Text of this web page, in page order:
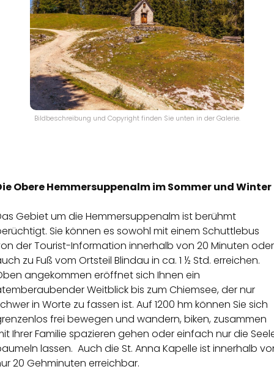
Bildbeschreibung und Copyright finden Sie unten in der Galerie.
Obere Hemmersuppenalm im Sommer und Winter
Gebiet um die Hemmersuppenalm ist berühmt
Sie können es sowohl mit einem Schuttlebus
der Tourist-Information innerhalb von 20 Minuten oder
zu Fuß vom Ortsteil Blindau in ca. 1 ½ Std. erreichen.
angekommen eröffnet sich Ihnen ein
Weitblick bis zum Chiemsee, der nur
in Worte zu fassen ist. Auf 1200 hm können Sie sich
frei bewegen und wandern, biken, zusammen
Ihrer Familie spazieren gehen oder einfach nur die
lassen. Auch die St. Anna Kapelle ist innerhalb
20 Gehminuten erreichbar.